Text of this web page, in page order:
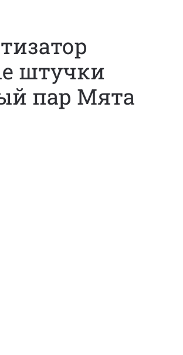
штучки
пар Мята